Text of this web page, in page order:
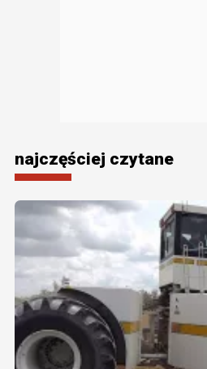
najczęściej czytane